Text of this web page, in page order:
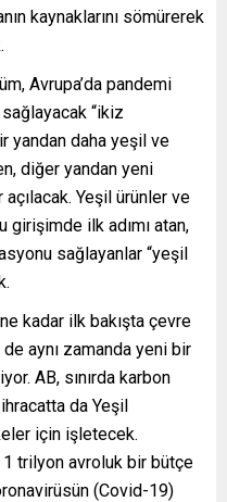
kaynaklarını sömürerek
Avrupa’da pandemi
“ikiz
yandan daha yeşil ve
diğer yandan yeni
Yeşil ürünler ve
ilk adımı atan,
sağlayanlar “yeşil
kadar ilk bakışta çevre
aynı zamanda yeni bir
AB, sınırda karbon
da Yeşil
için işletecek.
trilyon avroluk bir bütçe
(Covid-19)